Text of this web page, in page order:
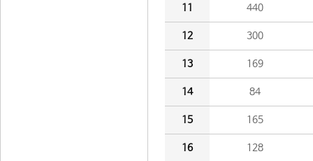
11 440
12 300
13 169
14 84
15 165
16 128